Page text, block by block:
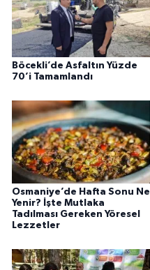
Böcekli’de Asfaltın Yüzde
70’i Tamamlandı
Osmaniye’de Hafta Sonu Ne
Yenir? İşte Mutlaka
Tadılması Gereken Yöresel
Lezzetler